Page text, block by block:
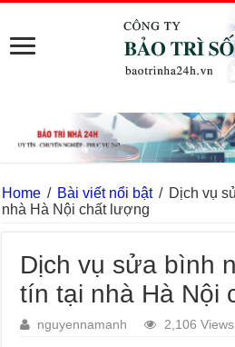
Home / Bài viết nổi bật / Dịch vụ
nhà Hà Nội chất lượng
Dịch vụ sửa bình
tín tại nhà Hà Nội
nguyennamanh 2,106 Views